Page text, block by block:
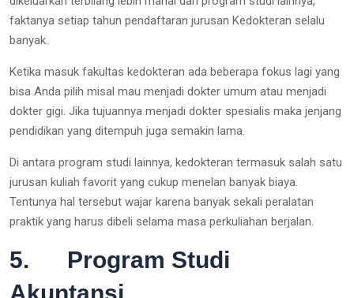
faktanya setiap tahun pendaftaran jurusan Kedokteran selalu
banyak.
Ketika masuk fakultas kedokteran ada beberapa fokus lagi yang
bisa Anda pilih misal mau menjadi dokter umum atau menjadi
dokter gigi. Jika tujuannya menjadi dokter spesialis maka jenjang
pendidikan yang ditempuh juga semakin lama.
Di antara program studi lainnya, kedokteran termasuk salah satu
jurusan kuliah favorit yang cukup menelan banyak biaya.
Tentunya hal tersebut wajar karena banyak sekali peralatan
praktik yang harus dibeli selama masa perkuliahan berjalan.
5. Program Studi